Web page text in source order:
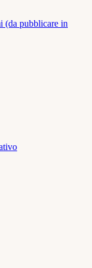
(da pubblicare in